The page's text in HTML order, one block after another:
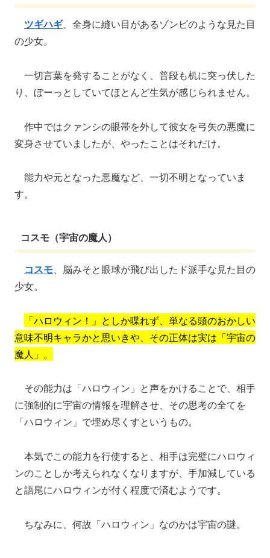
ツギハギ、全身に縫い目があるゾンビのような見た目
の少女。
一切言葉を発することがなく、普段も机に突っ伏した
り、ぼーっとしていてほとんど生気が感じられません。
作中ではクァンシの眼帯を外して彼女を弓矢の悪魔に
変身させていましたが、やったことはそれだけ。
能力や元となった悪魔など、一切不明となっていま
す。
コスモ（宇宙の魔人）
コスモ、脳みそと眼球が飛び出したド派手な見た目の
少女。
「ハロウィン！」としか喋れず、単なる頭のおかしい
意味不明キャラかと思いきや、その正体は実は「宇宙の
魔人」。
その能力は「ハロウィン」と声をかけることで、相手
に強制的に宇宙の情報を理解させ、その思考の全てを
「ハロウィン」で埋め尽くすというもの。
本気でこの能力を行使すると、相手は完璧にハロウィ
ンのことしか考えられなくなりますが、手加減している
と語尾にハロウィンが付く程度で済むようです。
ちなみに、何故「ハロウィン」なのかは宇宙の謎。